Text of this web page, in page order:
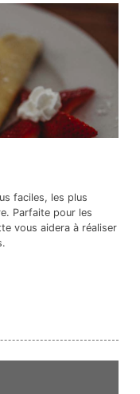
faciles, les plus
Parfaite pour les
vous aidera à réaliser